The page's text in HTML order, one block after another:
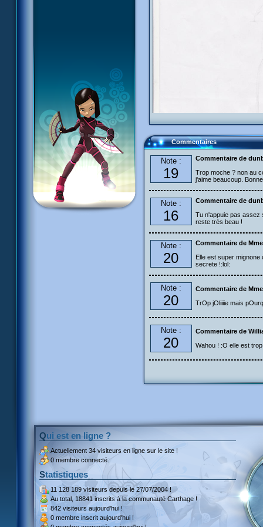
Commentaires
Note :
19
Commentaire de
Trop moche ? non au
j'aime beaucoup.
Note :
16
Commentaire de
Tu n'appuie pas assez
reste très beau !
Note :
20
Commentaire de
Elle est super
secrete !:lol:
Note :
20
Commentaire de
TrOp jOliiiie mais
Note :
20
Commentaire de
Wahou ! :O elle est
Qui est en ligne ?
Actuellement 34 visiteurs en ligne sur le site !
0 membre connecté.
Statistiques
11 128 189 visiteursdepuis le 27/07/2004 !
Au total, 18841 inscritsà la communauté Carthage !
842 visiteurs aujourd'hui !
0 membre inscrit aujourd'hui !